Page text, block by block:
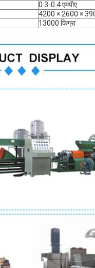
0.3-0.4 एमपीए
4200 × 2600 ×
13000 किग्रा